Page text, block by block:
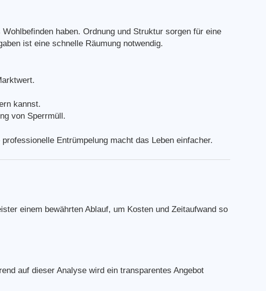
haben. Ordnung und Struktur sorgen für eine
ist eine schnelle Räumung notwendig.
kannst.
von Sperrmüll.
Entrümpelung macht das Leben einfacher.
einem bewährten Ablauf, um Kosten und Zeitaufwand so
auf dieser Analyse wird ein transparentes Angebot